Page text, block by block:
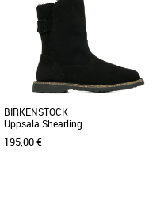
Bottes femme
Parfaite pour affronter le froid de l’hiver
! Le modèle Upsalla de BIRKENSTOCK
est une bottine pleine [...]
BIRKENSTOCK
Uppsala Shearling
195,00 €